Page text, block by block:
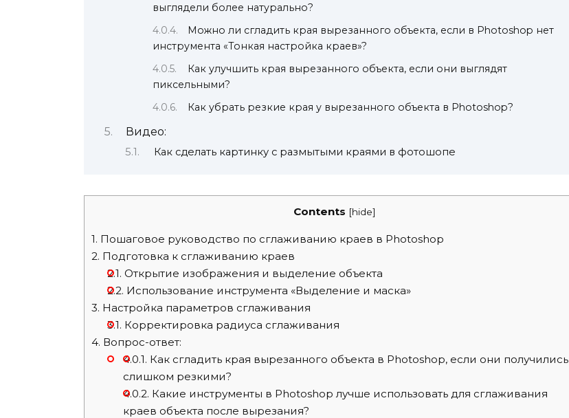
выглядели более натурально?
Можно ли сгладить края вырезанного объекта, если в Photoshop нет
инструмента «Тонкая настройка краев»?
Как улучшить края вырезанного объекта, если они выглядят
пиксельными?
Как убрать резкие края у вырезанного объекта в Photoshop?
Видео:
Как сделать картинку с размытыми краями в фотошопе
Contents [hide]
1. Пошаговое руководство по сглаживанию краев в Photoshop
2. Подготовка к сглаживанию краев
2.1. Открытие изображения и выделение объекта
2.2. Использование инструмента «Выделение и маска»
3. Настройка параметров сглаживания
3.1. Корректировка радиуса сглаживания
4. Вопрос-ответ:
4.0.1. Как сгладить края вырезанного объекта в Photoshop, если они получились
слишком резкими?
4.0.2. Какие инструменты в Photoshop лучше использовать для сглаживания
краев объекта после вырезания?